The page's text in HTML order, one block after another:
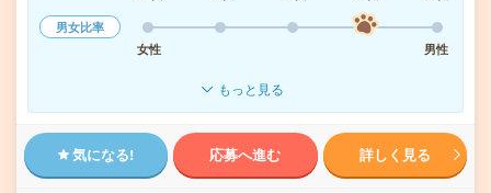
男女比率
女性
男性
もっと見る
気になる! 応募へ進む 詳しく見る